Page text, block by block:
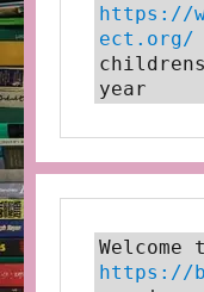
https://
ect.org/
year
https://